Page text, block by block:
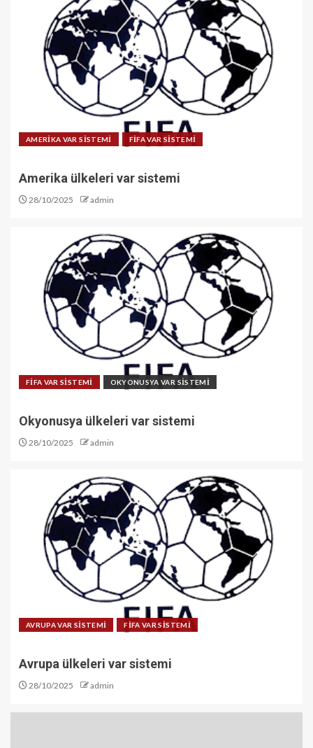
AMERİKA VAR SİSTEMİ FİFA VAR SİSTEMİ
Amerika ülkeleri var sistemi
28/10/2025 admin
FİFA VAR SİSTEMİ OKYONUSYA VAR SİSTEMİ
Okyonusya ülkeleri var sistemi
28/10/2025 admin
AVRUPA VAR SİSTEMİ FİFA VAR SİSTEMİ
Avrupa ülkeleri var sistemi
28/10/2025 admin